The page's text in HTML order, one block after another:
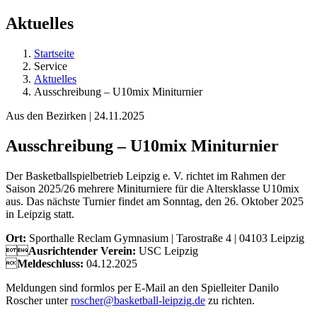
Aktuelles
Startseite
Service
Aktuelles
Ausschreibung – U10mix Miniturnier
Aus den Bezirken | 24.11.2025
Ausschreibung – U10mix Miniturnier
Der Basketballspielbetrieb Leipzig e. V. richtet im Rahmen der
Saison 2025/26 mehrere Miniturniere für die Altersklasse U10mix
aus. Das nächste Turnier findet am Sonntag, den 26. Oktober 2025
in Leipzig statt.
Ort: Sporthalle Reclam Gymnasium | Tarostraße 4 | 04103 Leipzig
Ausrichtender Verein: USC Leipzig
Meldeschluss: 04.12.2025
Meldungen sind formlos per E-Mail an den Spielleiter Danilo
Roscher unterroscher@basketball-leipzig.de zu richten.